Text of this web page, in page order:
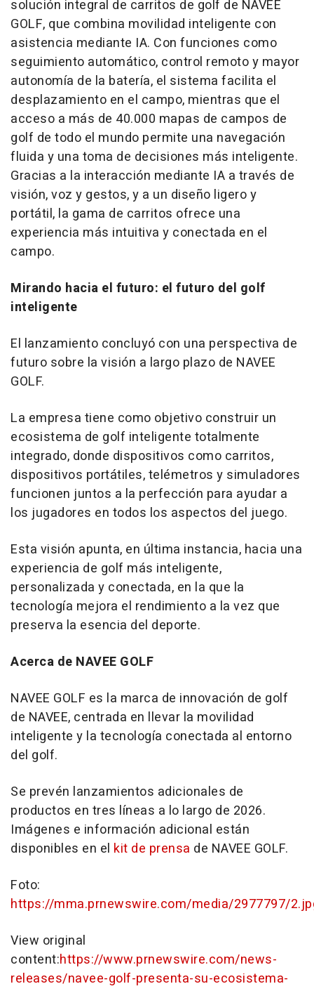
solución integral de carritos de golf de NAVEE
GOLF, que combina movilidad inteligente con
asistencia mediante IA. Con funciones como
seguimiento automático, control remoto y mayor
autonomía de la batería, el sistema facilita el
desplazamiento en el campo, mientras que el
acceso a más de 40.000 mapas de campos de
golf de todo el mundo permite una navegación
fluida y una toma de decisiones más inteligente.
Gracias a la interacción mediante IA a través de
visión, voz y gestos, y a un diseño ligero y
portátil, la gama de carritos ofrece una
experiencia más intuitiva y conectada en el
campo.
Mirando hacia el futuro: el futuro del golf
inteligente
El lanzamiento concluyó con una perspectiva de
futuro sobre la visión a largo plazo de NAVEE
GOLF.
La empresa tiene como objetivo construir un
ecosistema de golf inteligente totalmente
integrado, donde dispositivos como carritos,
dispositivos portátiles, telémetros y simuladores
funcionen juntos a la perfección para ayudar a
los jugadores en todos los aspectos del juego.
Esta visión apunta, en última instancia, hacia una
experiencia de golf más inteligente,
personalizada y conectada, en la que la
tecnología mejora el rendimiento a la vez que
preserva la esencia del deporte.
Acerca de NAVEE GOLF
NAVEE GOLF es la marca de innovación de golf
de NAVEE, centrada en llevar la movilidad
inteligente y la tecnología conectada al entorno
del golf.
Se prevén lanzamientos adicionales de
productos en tres líneas a lo largo de 2026.
Imágenes e información adicional están
disponibles en el kit de prensa de NAVEE GOLF.
Foto:
https://mma.prnewswire.com/media/2977797/
View original
content:https://www.prnewswire.com/news-
releases/navee-golf-presenta-su-ecosistema-